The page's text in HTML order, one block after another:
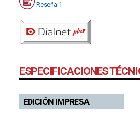
Reseña 1
ESPECIFICACIONES
EDICIÓN IMPRESA